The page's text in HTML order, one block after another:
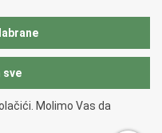
i mladih.
sve
Molimo Vas da